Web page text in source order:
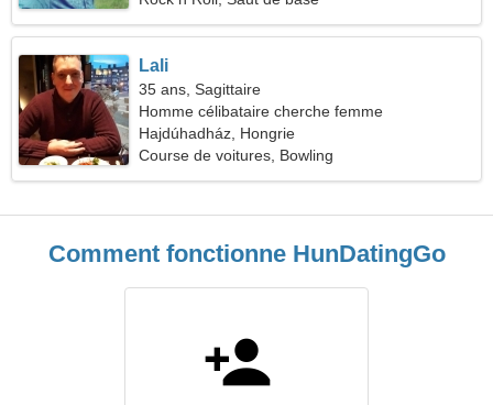
Lali
35 ans, Sagittaire
Homme célibataire cherche femme
Hajdúhadház, Hongrie
Course de voitures, Bowling
Comment fonctionne HunDatingGo